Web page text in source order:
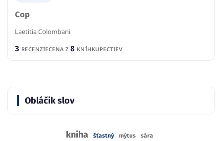
Cop
Laetitia Colombani
3 RECENZIECENA Z 8 KNÍHKUPECTIEV
Obláčik slov
kniha šťastný mýtus sára